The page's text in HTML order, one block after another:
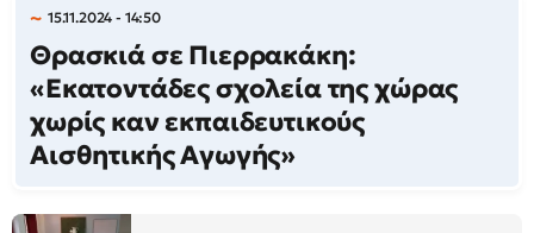
15.11.2024 - 14:50
Θρασκιά σε Πιερρακάκη:
«Εκατοντάδες σχολεία της χώρας
χωρίς καν εκπαιδευτικούς
Αισθητικής Αγωγής»